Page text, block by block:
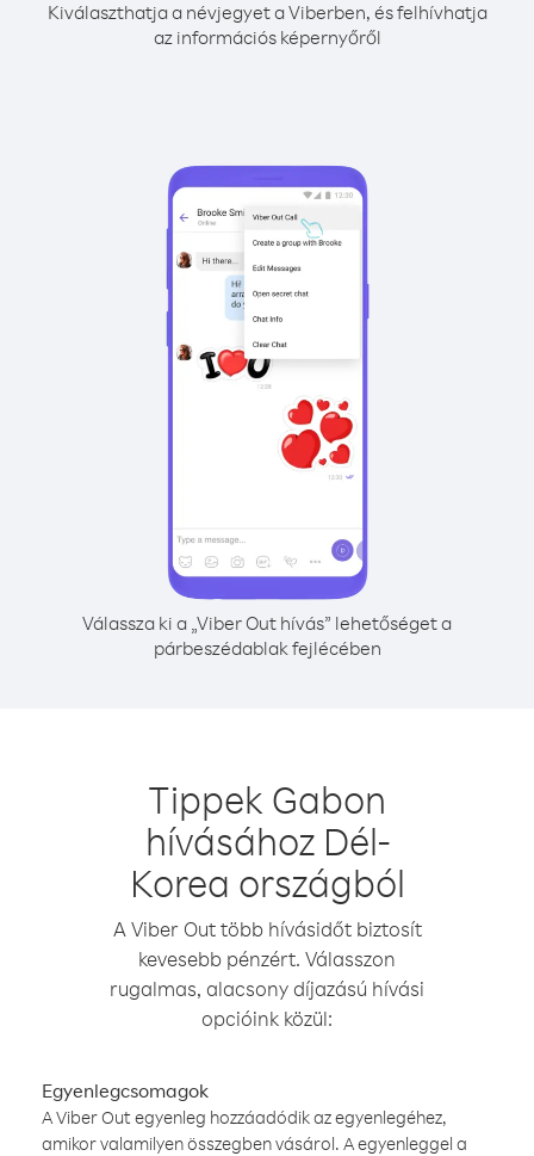
Kiválaszthatja a névjegyet a Viberben, és felhívhatja
az információs képernyőről
Válassza ki a „Viber Out hívás” lehetőséget a
párbeszédablak fejlécében
Tippek Gabon
hívásához Dél-
Korea országból
A Viber Out több hívásidőt biztosít
kevesebb pénzért. Válasszon
rugalmas, alacsony díjazású hívási
opcióink közül:
Egyenlegcsomagok
A Viber Out egyenleg hozzáadódik az egyenlegéhez,
amikor valamilyen összegben vásárol. A egyenleggel a